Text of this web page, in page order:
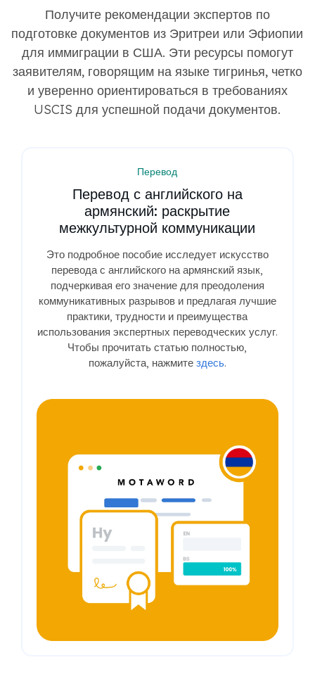
Получите рекомендации экспертов по
подготовке документов из Эритреи или Эфиопии
для иммиграции в США. Эти ресурсы помогут
заявителям, говорящим на языке тигринья, четко
и уверенно ориентироваться в требованиях
USCIS для успешной подачи документов.
Перевод
Перевод с английского на
армянский: раскрытие
межкультурной коммуникации
Это подробное пособие исследует искусство
перевода с английского на армянский язык,
подчеркивая его значение для преодоления
коммуникативных разрывов и предлагая лучшие
практики, трудности и преимущества
использования экспертных переводческих услуг.
Чтобы прочитать статью полностью,
пожалуйста, нажмите здесь.